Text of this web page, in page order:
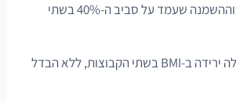
בשיעור עודף המשקל וההשמנה שעמד על סביב ה-40% בשתי
לאחר 12 חודשים – חלה ירידה ב-BMI בשתי הקבוצות, ללא הבדל